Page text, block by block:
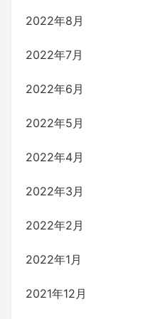
2022年8月
2022年7月
2022年6月
2022年5月
2022年4月
2022年3月
2022年2月
2022年1月
2021年12月